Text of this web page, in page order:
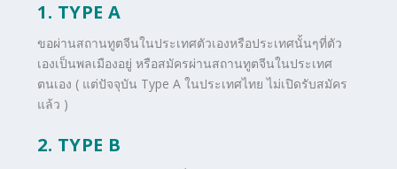
1. TYPE A
ขอผ่านสถานทูตจีนในประเทศตัวเองหรือประเทศนั้นๆที่ตัว
เองเป็นพลเมืองอยู่ หรือสมัครผ่านสถานทูตจีนในประเทศ
ตนเอง ( แต่ปัจจุบัน Type A ในประเทศไทย ไม่เปิดรับสมัคร
แล้ว )
2. TYPE B